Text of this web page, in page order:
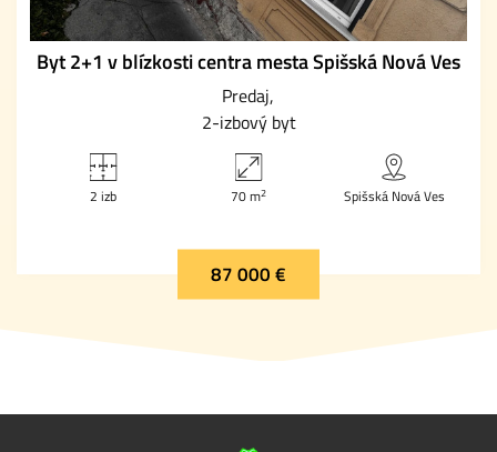
Byt 2+1 v blízkosti centra mesta Spišská Nová Ves
Predaj
2-izbový byt
2 izb 70 m2 Spišská Nová Ves
87 000 €